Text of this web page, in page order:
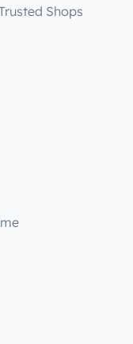
Shops